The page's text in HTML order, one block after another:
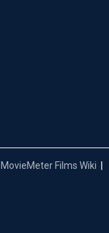
MovieMeter Films Wiki